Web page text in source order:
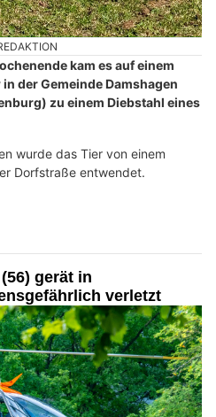
kam es auf einem
der Gemeinde Damshagen
zu einem Diebstahl eines
wurde das Tier von einem
Dorfstraße entwendet.
gerät in
verletzt